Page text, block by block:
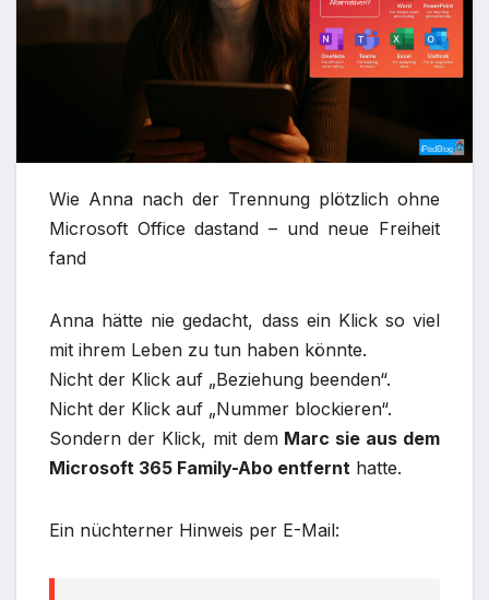
Wie Anna nach der Trennung plötzlich ohne
Microsoft Office dastand – und neue Freiheit
fand
Anna hätte nie gedacht, dass ein Klick so viel
mit ihrem Leben zu tun haben könnte.
Nicht der Klick auf „Beziehung beenden“.
Nicht der Klick auf „Nummer blockieren“.
Sondern der Klick, mit dem Marc sie aus dem
Microsoft 365 Family-Abo entfernt hatte.
Ein nüchterner Hinweis per E-Mail: